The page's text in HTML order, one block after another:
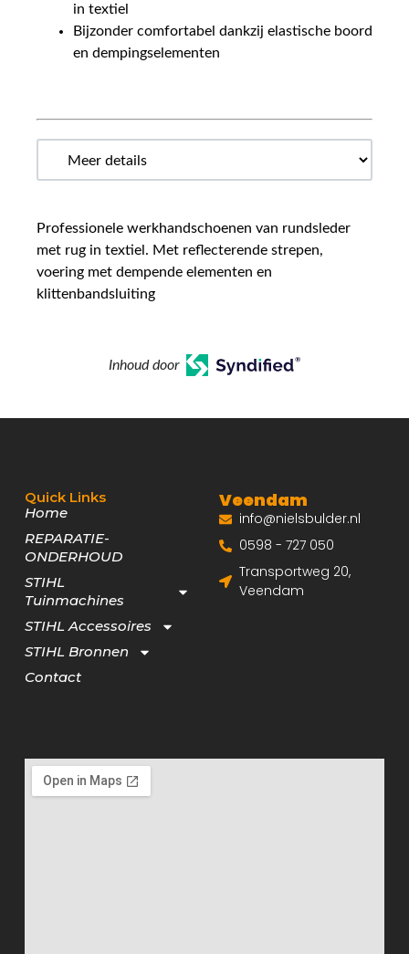
in textiel
Bijzonder comfortabel dankzij elastische boord
en dempingselementen
Professionele werkhandschoenen van rundsleder
met rug in textiel. Met reflecterende strepen,
voering met dempende elementen en
klittenbandsluiting
Inhoud door
Quick Links
Home
REPARATIE-
ONDERHOUD
STIHL
Tuinmachines
STIHL Accessoires
STIHL Bronnen
Contact
Veendam
info@nielsbulder.nl
0598 - 727 050
Transportweg 20,
Veendam